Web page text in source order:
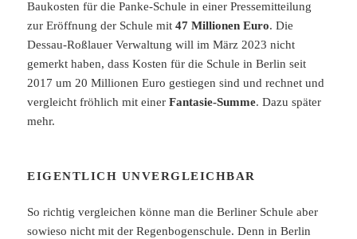
Baukosten für die Panke-Schule in einer Pressemitteilung
zur Eröffnung der Schule mit47 Millionen Euro. Die
Dessau-Roßlauer Verwaltung will im März 2023 nicht
gemerkt haben, dass Kosten für die Schule in Berlin seit
2017 um 20 Millionen Euro gestiegen sind und rechnet und
vergleicht fröhlich mit einerFantasie-Summe. Dazu später
mehr.
EIGENTLICH UNVERGLEICHBAR
So richtig vergleichen könne man die Berliner Schule aber
sowieso nicht mit der Regenbogenschule. Denn in Berlin